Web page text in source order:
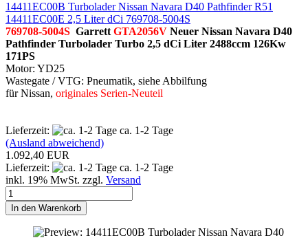
14411EC00B Turbolader Nissan Navara D40 Pathfinder R51
14411EC00E 2,5 Liter dCi 769708-5004S
769708-5004S Garrett GTA2056V Neuer Nissan Navara D40
Pathfinder Turbolader Turbo 2,5 dCi Liter 2488ccm 126Kw
171PS
Motor: YD25
Wastegate / VTG: Pneumatik, siehe Abbilfung
für Nissan, originales Serien-Neuteil
Lieferzeit:
ca. 1-2 Tage
(Ausland abweichend)
1.092,40 EUR
Lieferzeit:
ca. 1-2 Tage
inkl. 19% MwSt. zzgl. Versand
In den Warenkorb